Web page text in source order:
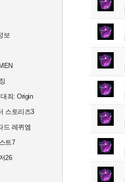
보
죄: Origin
스토리즈3
드 레퀴엠
트7
26